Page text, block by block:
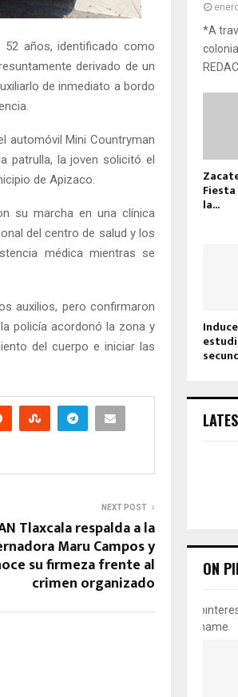
años, identificado como
derivado de un
de inmediato a bordo
automóvil Mini Countryman
patrulla, la joven solicitó el
de Apizaco.
su marcha en una clínica
del centro de salud y los
médica mientras se
auxilios, pero confirmaron
policía acordonó la zona y
del cuerpo e iniciar las
NEXT POST
Tlaxcala respalda a la
Maru Campos y
su firmeza frente al
crimen organizado
*A
Fiesta
la...
Retweet Favorite
ON
name